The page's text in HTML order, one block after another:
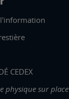
CEDEX
physique sur place